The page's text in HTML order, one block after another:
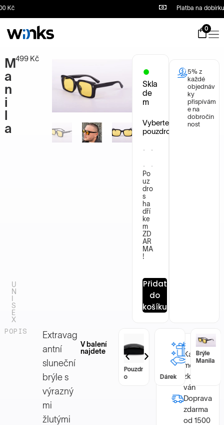
S
k
p
c
o
n
t
Platba na dobírku
0
POPIS
Extravag
antní
sluneční
brýle s
výrazný
mi
žlutými
Každý
model byl
zkontrolo
ván
Doprava
zdarma
od 1500
V balení
najdete
Dárek
Brýle
Pouzdr
o
Dárek
Brýle
Manila
M
a
n
i
l
a
U
N
I
S
E
X
499 Kč
Skla
de
m
Vyberte
pouzdro
Po
uz
dro
s
ha
dří
ke
m
ZD
AR
MA
!
Přidat
do
košíku
5% z
každé
objednáv
ky
přispívám
e na
dobročin
nost